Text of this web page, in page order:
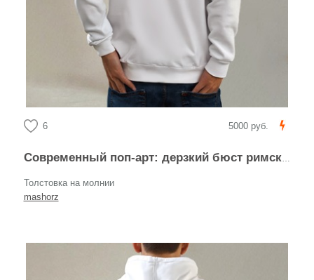
6 5000 руб.
Современный поп-арт: дерзкий бюст римского императора
Толстовка на молнии
mashorz